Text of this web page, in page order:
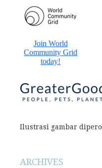
Ilustrasi gambar
ARCHIVES